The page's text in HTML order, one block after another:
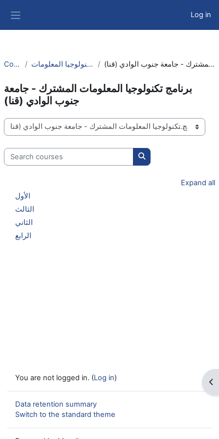
Skip to main content Log in
Courses كلية الحاسبات وتكنولوجيا المعلومات برنامج تكنولوجيا المعلومات المشترك - جامعة جنوب الوادي (قنا)
برنامج تكنولوجيا المعلومات المشترك - جامعة
جنوب الوادي (قنا)
Course categories
Search courses
Search courses
Expand all
الأول
الثالث
الثاني
الرابع
You are not logged in. (Log in)
Data retention summary
Switch to the standard theme